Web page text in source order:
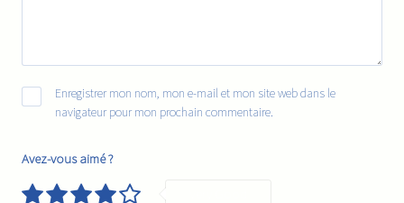
Enregistrer mon nom, mon e-mail et mon site web dans le
navigateur pour mon prochain commentaire.
Avez-vous aimé ?